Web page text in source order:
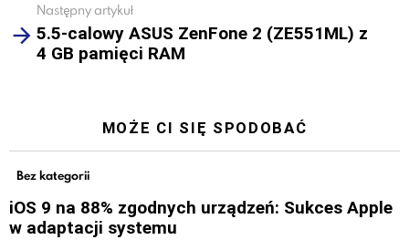
Następny artykuł
5.5-calowy ASUS ZenFone 2 (ZE551ML) z
4 GB pamięci RAM
MOŻE CI SIĘ SPODOBAĆ
Bez kategorii
iOS 9 na 88% zgodnych urządzeń: Sukces Apple
w adaptacji systemu